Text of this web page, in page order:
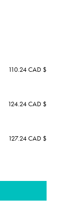
110.24 CAD $
124.24 CAD $
127.24 CAD $